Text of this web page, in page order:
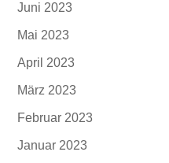
Juni 2023
Mai 2023
April 2023
März 2023
Februar 2023
Januar 2023